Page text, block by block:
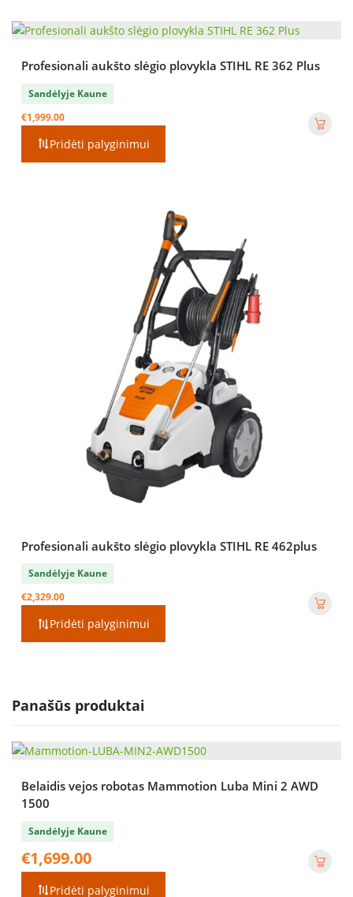
Profesionali aukšto slėgio plovykla STIHL RE 362 Plus
Sandėlyje Kaune
€1,999.00
Pridėti palyginimui
Profesionali aukšto slėgio plovykla STIHL RE 462plus
Sandėlyje Kaune
€2,329.00
Pridėti palyginimui
Panašūs produktai
Belaidis vejos robotas Mammotion Luba Mini 2 AWD
1500
Sandėlyje Kaune
€1,699.00
Pridėti palyginimui